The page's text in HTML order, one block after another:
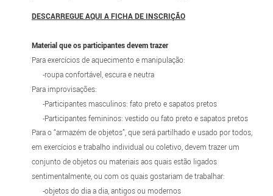
DESCARREGUE AQUI A FICHA DE INSCRIÇÃO
Material que os participantes devem trazer
Para exercícios de aquecimento e manipulação:
-roupa confortável, escura e neutra
Para improvisações:
-Participantes masculinos: fato preto e sapatos pretos
-Participantes femininos: vestido ou fato preto e sapatos pretos
Para o “armazém de objetos”, que será partilhado e usado por todos,
em exercícios e trabalho individual ou coletivo, devem trazer um
conjunto de objetos ou materiais aos quais estão ligados
sentimentalmente, ou com os quais gostariam de trabalhar:
-objetos do dia a dia, antigos ou modernos